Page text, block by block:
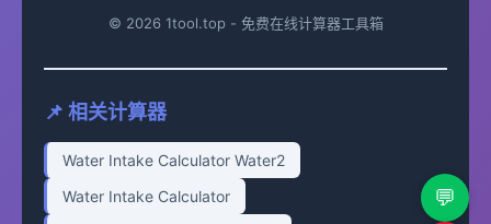
💬
© 2026 1tool.top - 免费在线计算器工具箱
📌 相关计算器
Water Intake Calculator Water2
Water Intake Calculator